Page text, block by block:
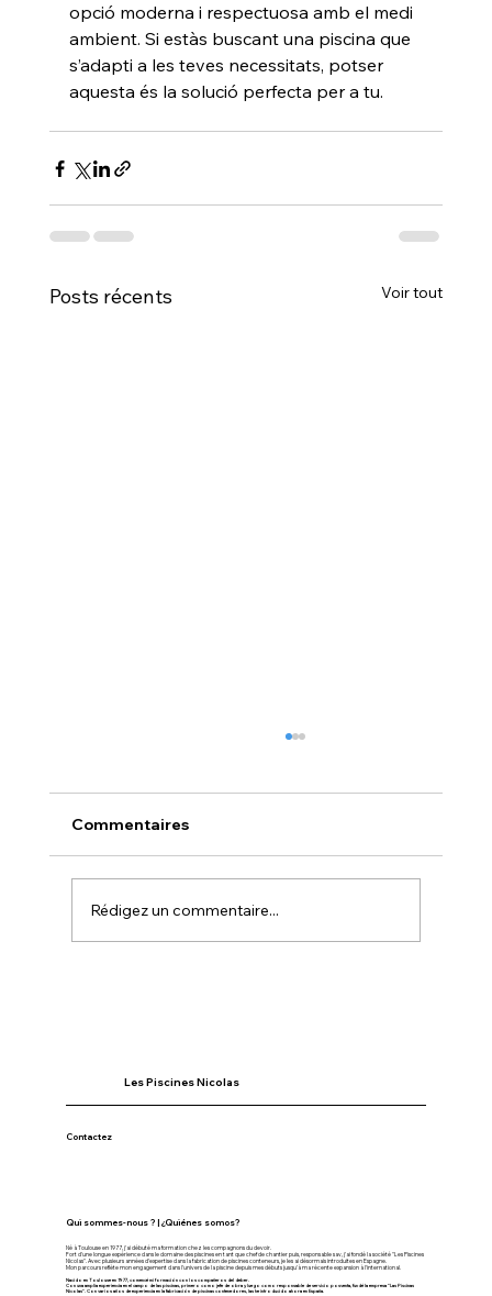
opció moderna i respectuosa amb el medi
ambient. Si estàs buscant una piscina que
s’adapti a les teves necessitats, potser
aquesta és la solució perfecta per a tu.
Posts récents Voir tout
Commentaires
Rédigez un commentaire...
Les Piscines Nicolas
Contactez
Né à Toulouse en 1977, j'ai débuté ma formation chez les compagnons du devoir.
Fort d'une longue expérience dans le domaine des piscines en tant que chef de chantier puis, responsable sav, j'ai fondé la société "Les Piscines
Nicolas". Avec plusieurs années d'expertise dans la fabrication de piscines conteneurs, je les ai désormais introduites en Espagne.
Mon parcours reflète mon engagement dans l'univers de la piscine depuis mes débuts jusqu'à ma récente expansion à l'international.
Nacido en Toulouse en 1977, comencé mi formación con los compañeros del deber.
Con una amplia experiencia en el campo de las piscinas, primero como jefe de obra y luego como responsable de servicio posventa, fundé la empresa "Las Piscinas
Nicolas". Con varios años de experiencia en la fabricación de piscinas contenedores, las he introducido ahora en España.
Qui sommes-nous ? | ¿Quiénes somos?